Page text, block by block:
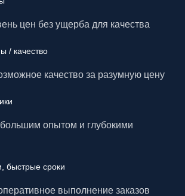
цен без ущерба для качества
/ качество
качество за разумную цену
опытом и глубокими
быстрые сроки
выполнение заказов